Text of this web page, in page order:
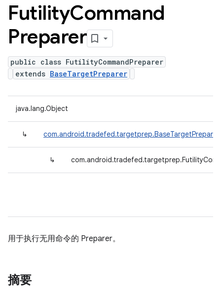
FutilityCommand
Preparer
public class FutilityCommandPreparer
extends BaseTargetPreparer
java.lang.Object
↳ com.android.tradefed.targetprep.BaseTargetPreparer
↳
用于执行无用命令的 Preparer。
摘要